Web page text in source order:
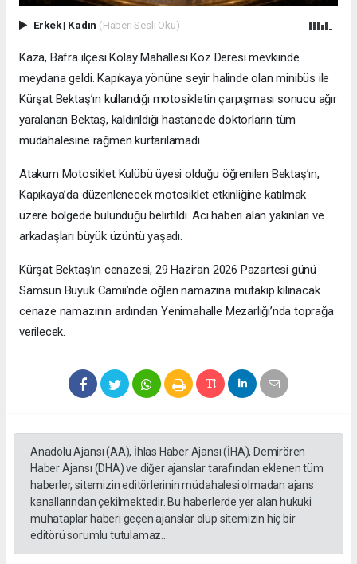
Erkek| Kadın (Haberi Sesli Oku)
Kaza, Bafra ilçesi Kolay Mahallesi Koz Deresi mevkiinde
meydana geldi. Kapıkaya yönüne seyir halinde olan minibüs ile
Kürşat Bektaş’ın kullandığı motosikletin çarpışması sonucu ağır
yaralanan Bektaş, kaldırıldığı hastanede doktorların tüm
müdahalesine rağmen kurtarılamadı.
Atakum Motosiklet Kulübü üyesi olduğu öğrenilen Bektaş’ın,
Kapıkaya’da düzenlenecek motosiklet etkinliğine katılmak
üzere bölgede bulunduğu belirtildi. Acı haberi alan yakınları ve
arkadaşları büyük üzüntü yaşadı.
Kürşat Bektaş’ın cenazesi, 29 Haziran 2026 Pazartesi günü
Samsun Büyük Camii’nde öğlen namazına mütakip kılınacak
cenaze namazının ardından Yenimahalle Mezarlığı’nda toprağa
verilecek.
Anadolu Ajansı (AA), İhlas Haber Ajansı (İHA), Demirören
Haber Ajansı (DHA) ve diğer ajanslar tarafından eklenen tüm
haberler, sitemizin editörlerinin müdahalesi olmadan ajans
kanallarından çekilmektedir. Bu haberlerde yer alan hukuki
muhataplar haberi geçen ajanslar olup sitemizin hiç bir
editörü sorumlu tutulamaz...